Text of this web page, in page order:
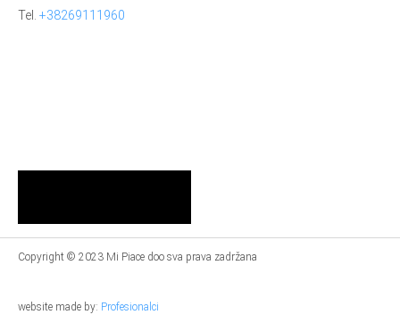
Tel. +38269111960
Copyright © 2023 Mi Piace doo sva prava zadržana
website made by: Profesionalci